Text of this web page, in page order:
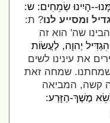
הָיִינוּ שְׂמֵחִים: ש:
ומסייע לנו? ת:
שה' הוא זה
יְהוָה, לַעֲשׂוֹת
את עינינו לשים
שמחה זאת
קשה, המביאה
מֶשֶׁךְ-הַזָּרַע: